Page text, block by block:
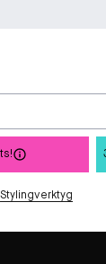
Stylingverktyg